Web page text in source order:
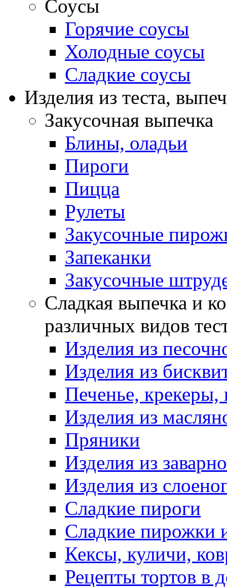
Соусы
Горячие соусы
Холодные соусы
Сладкие соусы
Изделия из теста,
Закусочная выпечка
Блины, оладьи
Пироги
Пицца
Рулеты
Закусочные
Запеканки
Закусочные
Сладкая выпечка и
различных видов
Изделия из
Изделия из
Печенье, крекеры,
Изделия из
Пряники
Изделия из
Изделия из
Сладкие пироги
Сладкие пирожки
Кексы, куличи,
Рецепты тортов в